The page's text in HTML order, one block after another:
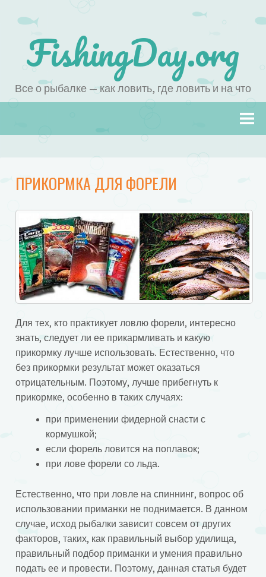
FishingDay.org
Все о рыбалке — как ловить, где ловить и на что
ПРИКОРМКА ДЛЯ ФОРЕЛИ
Для тех, кто практикует ловлю форели, интересно
знать, следует ли ее прикармливать и какую
прикормку лучше использовать. Естественно, что
без прикормки результат может оказаться
отрицательным. Поэтому, лучше прибегнуть к
прикормке, особенно в таких случаях:
при применении фидерной снасти с
кормушкой;
если форель ловится на поплавок;
при лове форели со льда.
Естественно, что при ловле на спиннинг, вопрос об
использовании приманки не поднимается. В данном
случае, исход рыбалки зависит совсем от других
факторов, таких, как правильный выбор удилища,
правильный подбор приманки и умения правильно
подать ее и провести. Поэтому, данная статья будет